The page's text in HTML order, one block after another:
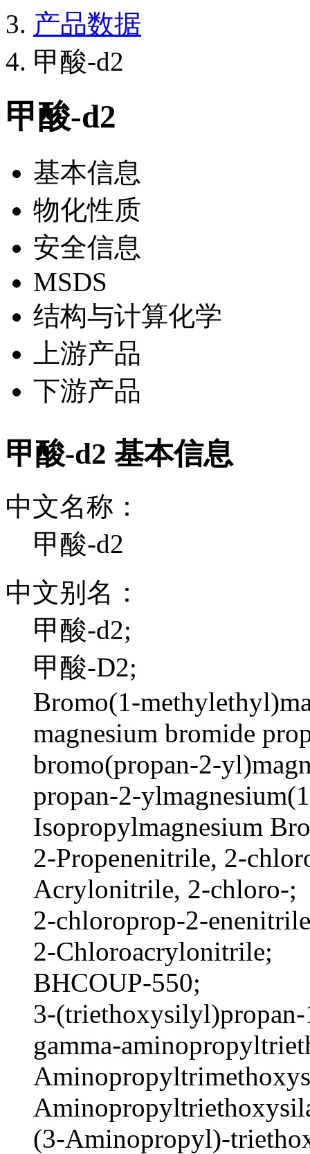
产品数据
甲酸-d2
甲酸-d2
基本信息
物化性质
安全信息
MSDS
结构与计算化学
上游产品
下游产品
甲酸-d2 基本信息
中文名称：
甲酸-d2
中文别名：
甲酸-d2;
甲酸-D2;
Bromo(1-
magnesium bromide
bromo(propan-2-
propan-2-
Isopropylmagnesium
2-Propenenitrile, 2-
Acrylonitrile, 2-chloro-;
2-chloroprop-2-
2-Chloroacrylonitrile;
BHCOUP-550;
3-(triethoxysilyl)propan-
gamma-
(3-Aminopropyl)-